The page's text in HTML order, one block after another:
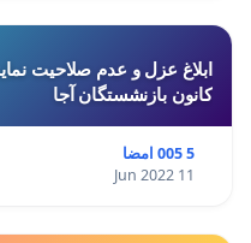
ابلاغ عزل و عدم صلاحیت
کانون بازنشستگان آجا
5 005 امضا
11 Jun 2022